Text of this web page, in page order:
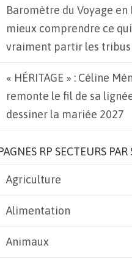
Baromètre du Voyage
mieux comprendre ce
vraiment partir les tribus
« HÉRITAGE » : Céline
remonte le fil de sa
dessiner la mariée 2027
RP SECTEURS PAR
Agriculture
Alimentation
Animaux